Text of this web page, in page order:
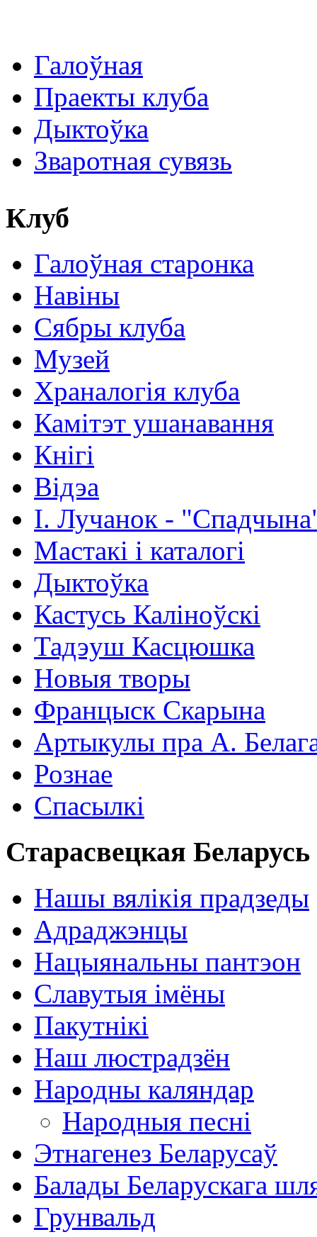
Галоўная
Праекты клуба
Дыктоўка
Зваротная сувязь
Клуб
Галоўная старонка
Навіны
Сябры клуба
Музей
Храналогія клуба
Камітэт ушанавання
Кнігі
Відэа
І. Лучанок -
Мастакі i каталогi
Дыктоўка
Кастусь Каліноўскі
Тадэуш Касцюшка
Новыя творы
Францыск Скарына
Артыкулы пра А.
Рознае
Спасылкі
Старасвецкая Беларусь
Нашы вялікія прадзеды
Адраджэнцы
Нацыянальны пантэон
Славутыя імёны
Пакутнікі
Наш люстрадзён
Народны каляндар
Народныя песні
Этнагенез Беларусаў
Балады Беларускага
Грунвальд